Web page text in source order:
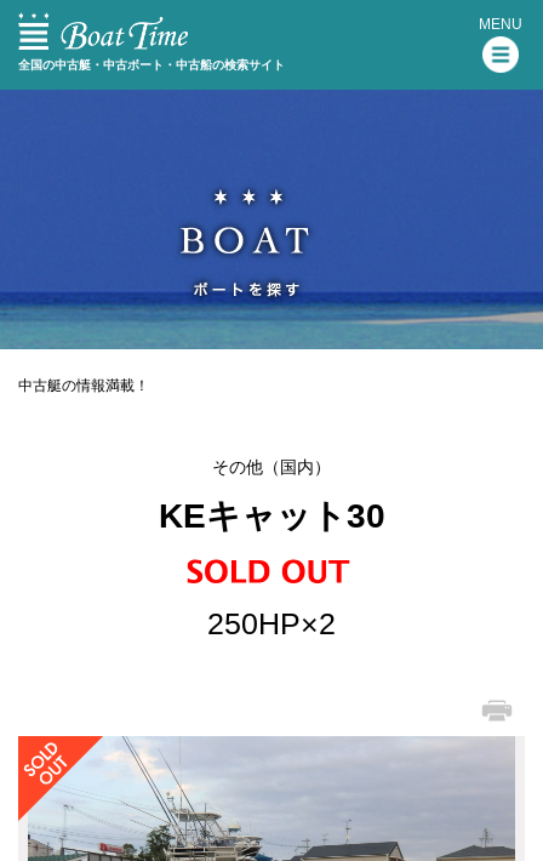
全国の中古艇・中古ボート・中古船の検索サイト
MENU
中古艇の情報満載！
その他（国内）
KEキャット30
250HP×2